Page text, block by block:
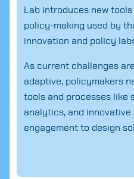
Lab introduces new
policy-making used by
innovation and policy
As current challenges
adaptive, policymakers
tools and processes like
analytics, and
engagement to design